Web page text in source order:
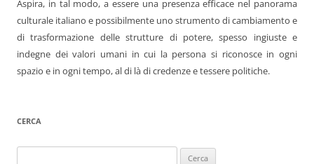
Aspira, in tal modo, a essere una presenza efficace nel panorama
culturale italiano e possibilmente uno strumento di cambiamento e
di trasformazione delle strutture di potere, spesso ingiuste e
indegne dei valori umani in cui la persona si riconosce in ogni
spazio e in ogni tempo, al di là di credenze e tessere politiche.
CERCA